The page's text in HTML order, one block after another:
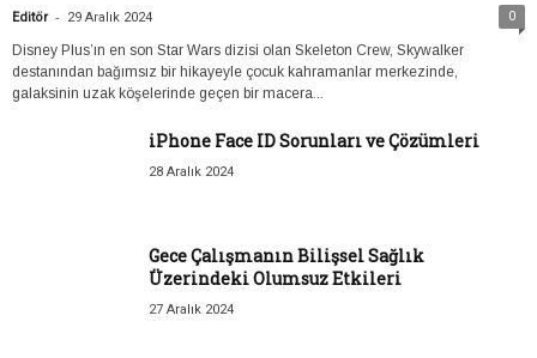
Editör - 29 Aralık 2024 0
Disney Plus’ın en son Star Wars dizisi olan Skeleton Crew, Skywalker
destanından bağımsız bir hikayeyle çocuk kahramanlar merkezinde,
galaksinin uzak köşelerinde geçen bir macera...
iPhone Face ID Sorunları ve Çözümleri
28 Aralık 2024
Gece Çalışmanın Bilişsel Sağlık
Üzerindeki Olumsuz Etkileri
27 Aralık 2024